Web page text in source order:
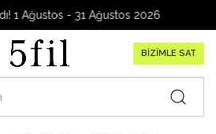
Ağustos - 31 Ağustos 2026
BİZİMLE SAT